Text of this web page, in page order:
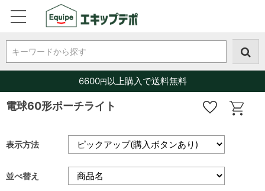
キーワードから探す
6600円以上購入で送料無料
電球60形ポーチライト
表示方法
並べ替え